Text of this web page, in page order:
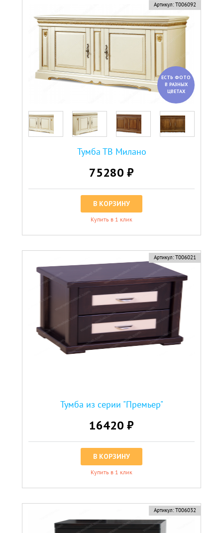
Артикул: Т006092
ЕСТЬ ФОТО
В РАЗНЫХ
ЦВЕТАХ
Тумба ТВ Милано
75280 ₽
В КОРЗИНУ
Купить в 1 клик
Артикул: Т006021
Тумба из серии "Премьер"
16420 ₽
В КОРЗИНУ
Купить в 1 клик
Артикул: Т006032